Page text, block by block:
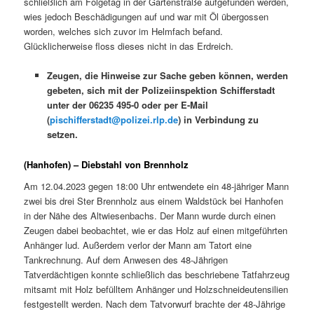
wies jedoch Beschädigungen auf und war mit Öl übergossen
worden, welches sich zuvor im Helmfach befand.
Glücklicherweise floss dieses nicht in das Erdreich.
Zeugen, die Hinweise zur Sache geben können, werden
gebeten, sich mit der Polizeiinspektion Schifferstadt
unter der 06235 495-0 oder per E-Mail
(pischifferstadt@polizei.rlp.de) in Verbindung zu
setzen.
(Hanhofen) – Diebstahl von Brennholz
Am 12.04.2023 gegen 18:00 Uhr entwendete ein 48-jähriger Mann
zwei bis drei Ster Brennholz aus einem Waldstück bei Hanhofen
in der Nähe des Altwiesenbachs. Der Mann wurde durch einen
Zeugen dabei beobachtet, wie er das Holz auf einen mitgeführten
Anhänger lud. Außerdem verlor der Mann am Tatort eine
Tankrechnung. Auf dem Anwesen des 48-Jährigen
Tatverdächtigen konnte schließlich das beschriebene Tatfahrzeug
mitsamt mit Holz befülltem Anhänger und Holzschneideutensilien
festgestellt werden. Nach dem Tatvorwurf brachte der 48-Jährige